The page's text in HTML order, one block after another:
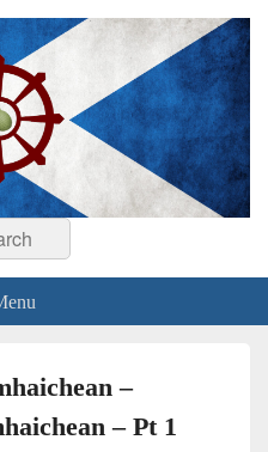
–
– Pt 1